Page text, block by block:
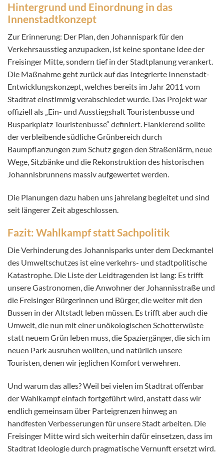
Hintergrund und Einordnung in das
Innenstadtkonzept
Zur Erinnerung: Der Plan, den Johannispark für den
Verkehrsausstieg anzupacken, ist keine spontane Idee der
Freisinger Mitte, sondern tief in der Stadtplanung verankert.
Die Maßnahme geht zurück auf das Integrierte Innenstadt-
Entwicklungskonzept, welches bereits im Jahr 2011 vom
Stadtrat einstimmig verabschiedet wurde. Das Projekt war
offiziell als „Ein- und Ausstiegshalt Touristenbusse und
Busparkplatz Touristenbusse“ definiert. Flankierend sollte
der verbleibende südliche Grünbereich durch
Baumpflanzungen zum Schutz gegen den Straßenlärm, neue
Wege, Sitzbänke und die Rekonstruktion des historischen
Johannisbrunnens massiv aufgewertet werden.
Die Planungen dazu haben uns jahrelang begleitet und sind
seit längerer Zeit abgeschlossen.
Fazit: Wahlkampf statt Sachpolitik
Die Verhinderung des Johannisparks unter dem Deckmantel
des Umweltschutzes ist eine verkehrs- und stadtpolitische
Katastrophe. Die Liste der Leidtragenden ist lang: Es trifft
unsere Gastronomen, die Anwohner der Johannisstraße und
die Freisinger Bürgerinnen und Bürger, die weiter mit den
Bussen in der Altstadt leben müssen. Es trifft aber auch die
Umwelt, die nun mit einer unökologischen Schotterwüste
statt neuem Grün leben muss, die Spaziergänger, die sich im
neuen Park ausruhen wollten, und natürlich unsere
Touristen, denen wir jeglichen Komfort verwehren.
Und warum das alles? Weil bei vielen im Stadtrat offenbar
der Wahlkampf einfach fortgeführt wird, anstatt dass wir
endlich gemeinsam über Parteigrenzen hinweg an
handfesten Verbesserungen für unsere Stadt arbeiten. Die
Freisinger Mitte wird sich weiterhin dafür einsetzen, dass im
Stadtrat Ideologie durch pragmatische Vernunft ersetzt wird.